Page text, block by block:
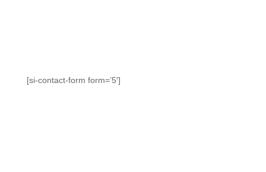
[si-contact-form form=’5′]